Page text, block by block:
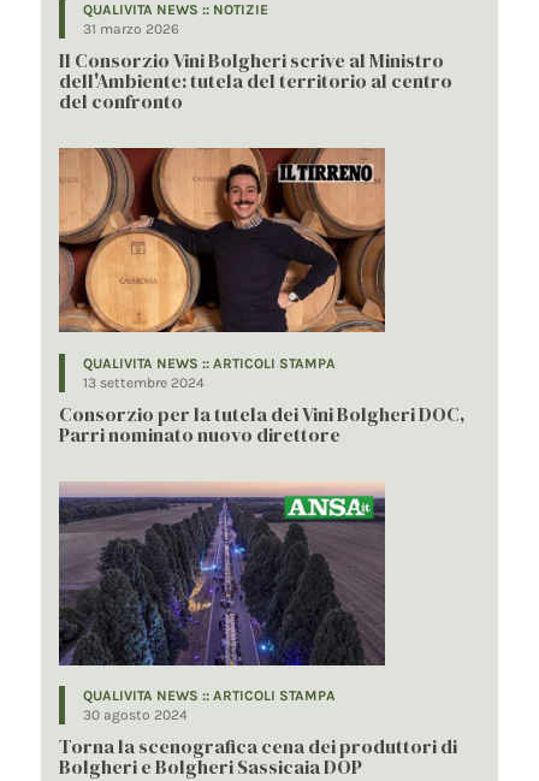
QUALIVITA NEWS :: NOTIZIE
31 marzo 2026
Il Consorzio Vini Bolgheri scrive al Ministro
dell'Ambiente: tutela del territorio al centro
del confronto
QUALIVITA NEWS :: ARTICOLI STAMPA
13 settembre 2024
Consorzio per la tutela dei Vini Bolgheri DOC,
Parri nominato nuovo direttore
QUALIVITA NEWS :: ARTICOLI STAMPA
30 agosto 2024
Torna la scenografica cena dei produttori di
Bolgheri e Bolgheri Sassicaia DOP